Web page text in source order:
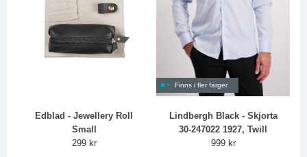
Edblad - Jewellery Roll
Small
299 kr
Finns i fler färger
Lindbergh Black - Skjorta
30-247022 1927, Twill
999 kr